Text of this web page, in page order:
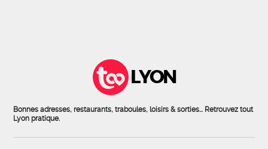
LYON
Bonnes adresses, restaurants, traboules, loisirs & sorties... Retrouvez tout
Lyon pratique.